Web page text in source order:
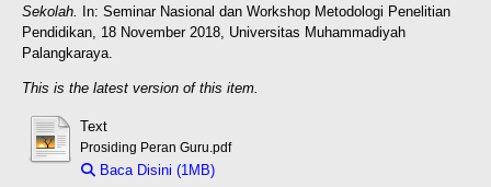
Sekolah.
In: Seminar Nasional dan Workshop Metodologi Penelitian
Pendidikan, 18 November 2018, Universitas Muhammadiyah
Palangkaraya.
This is the latest version of this item.
Text
Prosiding Peran Guru.pdf
Baca Disini (1MB)